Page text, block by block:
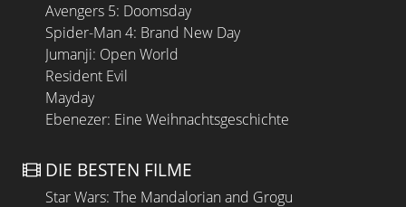
Avengers 5: Doomsday
Spider-Man 4: Brand New Day
Jumanji: Open World
Resident Evil
Mayday
Ebenezer: Eine Weihnachtsgeschichte
DIE BESTEN FILME
Star Wars: The Mandalorian and Grogu